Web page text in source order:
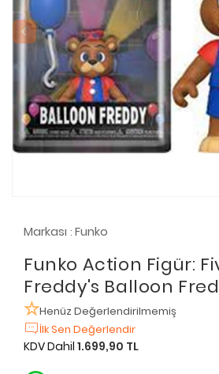
Markası : Funko
Funko Action Figür:
Freddy's Balloon
Henüz Değerlendirilmemiş
İlk Sen Değerlendir
KDV Dahil 1.699,90 TL